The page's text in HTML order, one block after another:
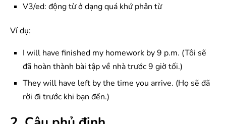
V3/ed: động từ ở dạng quá khứ phân từ
Ví dụ:
I will have finished my homework by 9 p.m. (Tôi sẽ
đã hoàn thành bài tập về nhà trước 9 giờ tối.)
They will have left by the time you arrive. (Họ sẽ đã
rời đi trước khi bạn đến.)